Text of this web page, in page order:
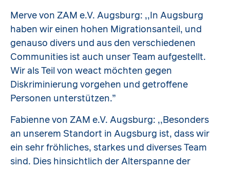
Merve von ZAM e.V. Augsburg: ,,In Augsburg
haben wir einen hohen Migrationsanteil, und
genauso divers und aus den verschiedenen
Communities ist auch unser Team aufgestellt.
Wir als Teil von weact möchten gegen
Diskriminierung vorgehen und getroffene
Personen unterstützen.”
Fabienne von ZAM e.V. Augsburg: ,,Besonders
an unserem Standort in Augsburg ist, dass wir
ein sehr fröhliches, starkes und diverses Team
sind. Dies hinsichtlich der Alterspanne der